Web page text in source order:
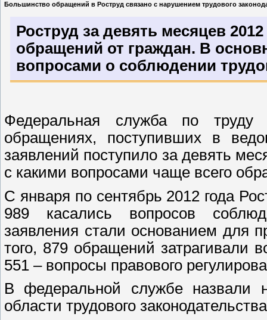
Большинство обращений в Роструд связано с нарушением трудового
Роструд за девять месяцев
обращений от граждан. В
вопросами о соблюдении
Федеральная служба по
обращениях, поступивших в
заявлений поступило за девять
с какими вопросами чаще всего
С января по сентябрь 2012 года
989 касались вопросов
заявления стали основанием для
того, 879 обращений затрагивали
551 – вопросы правового
В федеральной службе назвали
области трудового